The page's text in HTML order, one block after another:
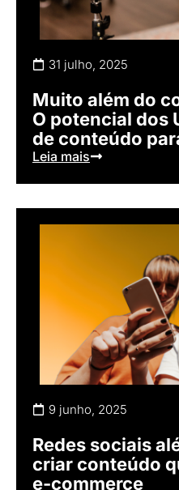
31 julho, 2025
Muito além do
O potencial dos
de conteúdo
Leia mais
9 junho, 2025
Redes sociais
criar conteúdo
e-commerce